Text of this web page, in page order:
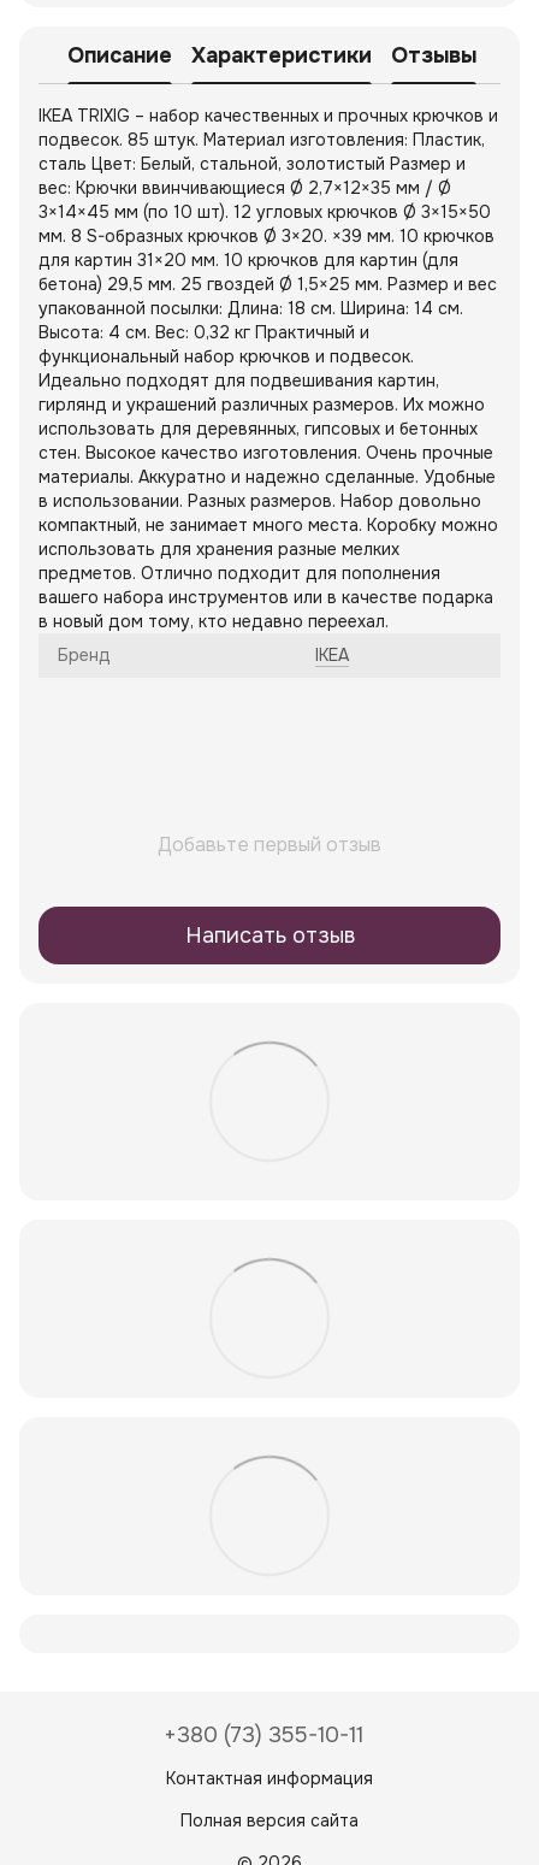
Описание Характеристики Отзывы
IKEA TRIXIG – набор качественных и прочных крючков и
подвесок. 85 штук. Материал изготовления: Пластик,
сталь Цвет: Белый, стальной, золотистый Размер и
вес: Крючки ввинчивающиеся Ø 2,7×12×35 мм / Ø
3×14×45 мм (по 10 шт). 12 угловых крючков Ø 3×15×50
мм. 8 S-образных крючков Ø 3×20. ×39 мм. 10 крючков
для картин 31×20 мм. 10 крючков для картин (для
бетона) 29,5 мм. 25 гвоздей Ø 1,5×25 мм. Размер и вес
упакованной посылки: Длина: 18 см. Ширина: 14 см.
Высота: 4 см. Вес: 0,32 кг Практичный и
функциональный набор крючков и подвесок.
Идеально подходят для подвешивания картин,
гирлянд и украшений различных размеров. Их можно
использовать для деревянных, гипсовых и бетонных
стен. Высокое качество изготовления. Очень прочные
материалы. Аккуратно и надежно сделанные. Удобные
в использовании. Разных размеров. Набор довольно
компактный, не занимает много места. Коробку можно
использовать для хранения разные мелких
предметов. Отлично подходит для пополнения
вашего набора инструментов или в качестве подарка
в новый дом тому, кто недавно переехал.
Бренд
IKEA
Добавьте первый отзыв
Написать отзыв
+380 (73) 355-10-11
Контактная информация
Полная версия сайта